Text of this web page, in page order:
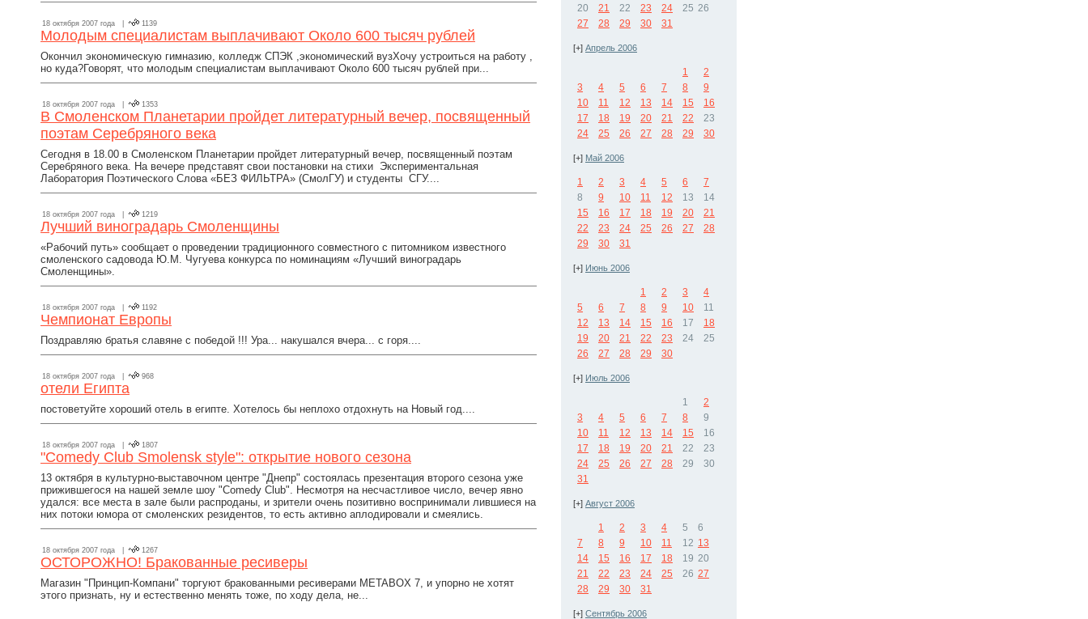
18 октября 2007 года | 1139
Молодым специалистам выплачивают Около 600 тысяч рублей
Окончил экономическую гимназию, колледж СПЭК ,экономический вузХочу устроиться на работу ,
но куда?Говорят, что молодым специалистам выплачивают Около 600 тысяч рублей при...
18 октября 2007 года | 1353
В Смоленском Планетарии пройдет литературный вечер, посвященный
поэтам Серебряного века
Сегодня в 18.00 в Смоленском Планетарии пройдет литературный вечер, посвященный поэтам
Серебряного века. На вечере представят свои постановки на стихи Экспериментальная
Лаборатория Поэтического Слова «БЕЗ ФИЛЬТРА» (СмолГУ) и студенты СГУ....
18 октября 2007 года | 1219
Лучший виноградарь Смоленщины
«Рабочий путь» сообщает о проведении традиционного совместного с питомником известного
смоленского садовода Ю.М. Чугуева конкурса по номинациям «Лучший виноградарь
Смоленщины».
18 октября 2007 года | 1192
Чемпионат Европы
Поздравляю братья славяне с победой !!! Ура... накушался вчера... с горя....
18 октября 2007 года | 968
отели Египта
постоветуйте хороший отель в египте. Хотелось бы неплохо отдохнуть на Новый год....
18 октября 2007 года | 1807
"Comedy Club Smolensk style": открытие нового сезона
13 октября в культурно-выставочном центре "Днепр" состоялась презентация второго сезона уже
прижившегося на нашей земле шоу "Comedy Club". Несмотря на несчастливое число, вечер явно
удался: все места в зале были распроданы, и зрители очень позитивно воспринимали лившиеся на
них потоки юмора от смоленских резидентов, то есть активно аплодировали и смеялись.
18 октября 2007 года | 1267
ОСТОРОЖНО! Бракованные ресиверы
Магазин "Принцип-Компани" торгуют бракованными ресиверами METABOX 7, и упорно не хотят
этого признать, ну и естественно менять тоже, по ходу дела, не...
20
21 22 23 24 25 26
27
28 29 30 31
[+] Апрель 2006
1
2
3
4 5 6 7 8
9
10
11 12 13 14 15
16
17
18 19 20 21 22
23
24
25 26 27 28 29 30
[+] Май 2006
1 2 3 4 5 6
7
8
9 10 11 12 13
14
15
16 17 18 19 20
21
22
23 24 25 26 27
28
29
30 31
[+] Июнь 2006
1 2 3
4
5
6 7 8 9 10
11
12
13 14 15 16 17
18
19
20 21 22 23 24
25
26
27 28 29 30
[+] Июль 2006
1
2
3
4 5 6 7 8
9
10
11 12 13 14 15
16
17
18 19 20 21 22
23
24
25 26 27 28 29
30
31
[+] Август 2006
1 2 3 4 5
6
7
8 9 10 11 12 13
14
15 16 17 18 19 20
21
22 23 24 25 26 27
28
29 30 31
[+] Сентябрь 2006